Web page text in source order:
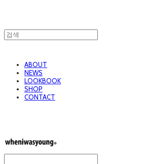
ABOUT
NEWS
LOOKBOOK
SHOP
CONTACT